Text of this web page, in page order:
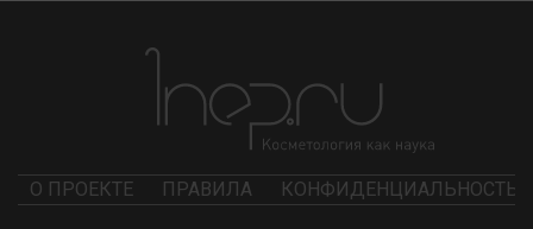
О ПРОЕКТЕ ПРАВИЛА КОНФИДЕНЦИАЛЬНОСТЬ